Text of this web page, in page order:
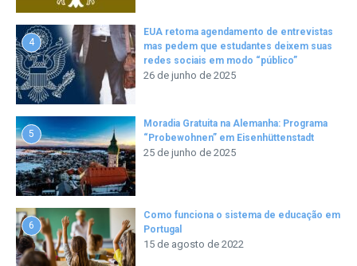
4
EUA retoma agendamento de entrevistas
mas pedem que estudantes deixem suas
redes sociais em modo “público”
26 de junho de 2025
5
Moradia Gratuita na Alemanha: Programa
“Probewohnen” em Eisenhüttenstadt
25 de junho de 2025
6
Como funciona o sistema de educação em
Portugal
15 de agosto de 2022